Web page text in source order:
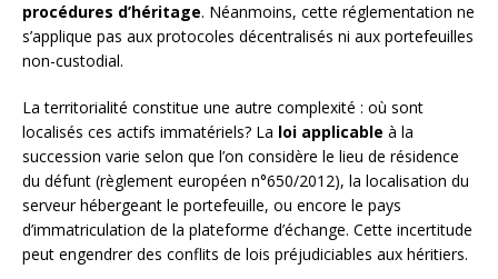
procédures d’héritage. Néanmoins, cette réglementation ne
s’applique pas aux protocoles décentralisés ni aux portefeuilles
non-custodial.
La territorialité constitue une autre complexité : où sont
localisés ces actifs immatériels? La loi applicable à la
succession varie selon que l’on considère le lieu de résidence
du défunt (règlement européen n°650/2012), la localisation du
serveur hébergeant le portefeuille, ou encore le pays
d’immatriculation de la plateforme d’échange. Cette incertitude
peut engendrer des conflits de lois préjudiciables aux héritiers.